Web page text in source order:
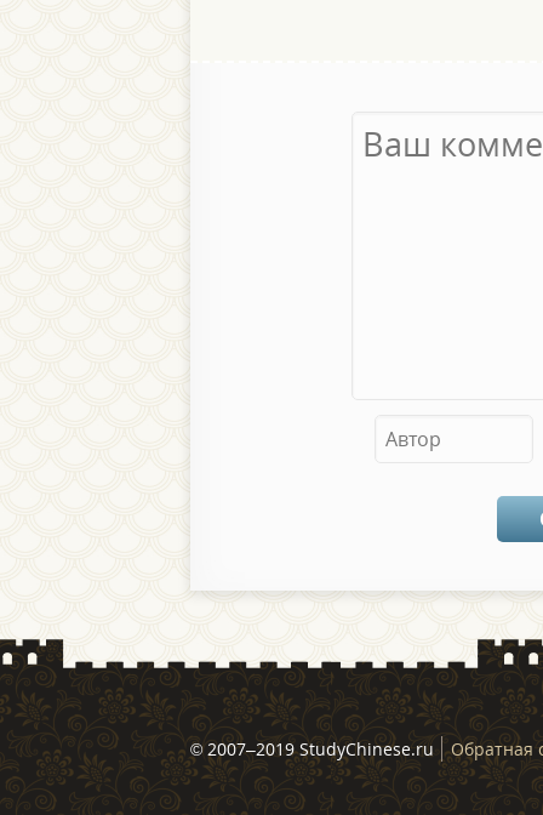
© 2007–2019 StudyChinese.ru Обратная